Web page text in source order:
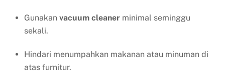
Gunakan vacuum cleaner minimal seminggu
sekali.
Hindari menumpahkan makanan atau minuman di
atas furnitur.